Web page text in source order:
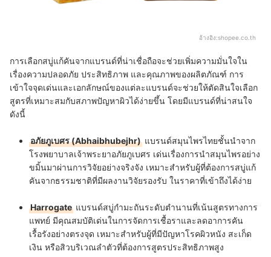
อ้างอิง:shopee.co.th
การเลือกสบู่แก้คันจากแบรนด์ที่น่าเชื่อถือจะช่วยเพิ่มความมั่นใจใน
เรื่องความปลอดภัย ประสิทธิภาพ และคุณภาพของผลิตภัณฑ์ การ
เข้าใจจุดเด่นและเอกลักษณ์ของแต่ละแบรนด์จะช่วยให้ตัดสินใจเลือก
สูตรที่เหมาะสมกับสภาพปัญหาผิวได้ง่ายขึ้น โดยมีแบรนด์ที่น่าสนใจ
ดังนี้
อภัยภูเบศร (Abhaibhubejhr) แบรนด์สมุนไพรไทยชั้นนำจาก
โรงพยาบาลเจ้าพระยาอภัยภูเบศร เด่นเรื่องการนำสมุนไพรอย่าง
ขมิ้นมาผ่านการวิจัยอย่างจริงจัง เหมาะสำหรับผู้ที่ต้องการสบู่แก้
คันจากธรรมชาติที่มีผลงานวิจัยรองรับ ในราคาที่เข้าถึงได้ง่าย
Harrogate แบรนด์สบู่กำมะถันระดับตำนานที่เน้นสูตรทางการ
แพทย์ มีคุณสมบัติเด่นในการจัดการเชื้อราและลดอาการคัน
เรื้อรังอย่างตรงจุด เหมาะสำหรับผู้ที่มีปัญหาโรคผิวหนัง สะเก็ด
เงิน หรือสิวบริเวณลำตัวที่ต้องการสูตรประสิทธิภาพสูง